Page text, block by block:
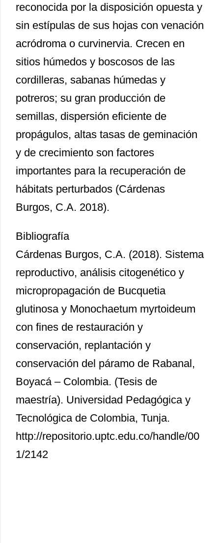
reconocida por la disposición opuesta y
sin estípulas de sus hojas con venación
acródroma o curvinervia. Crecen en
sitios húmedos y boscosos de las
cordilleras, sabanas húmedas y
potreros; su gran producción de
semillas, dispersión eficiente de
propágulos, altas tasas de geminación
y de crecimiento son factores
importantes para la recuperación de
hábitats perturbados (Cárdenas
Burgos, C.A. 2018).
Bibliografía
Cárdenas Burgos, C.A. (2018). Sistema
reproductivo, análisis citogenético y
micropropagación de Bucquetia
glutinosa y Monochaetum myrtoideum
con fines de restauración y
conservación, replantación y
conservación del páramo de Rabanal,
Boyacá – Colombia. (Tesis de
maestría). Universidad Pedagógica y
Tecnológica de Colombia, Tunja.
http://repositorio.uptc.edu.co/handle/00
1/2142